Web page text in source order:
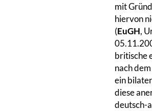
mit
hiervon
(EuGH,
britische
nach
ein
diese
deutsch-